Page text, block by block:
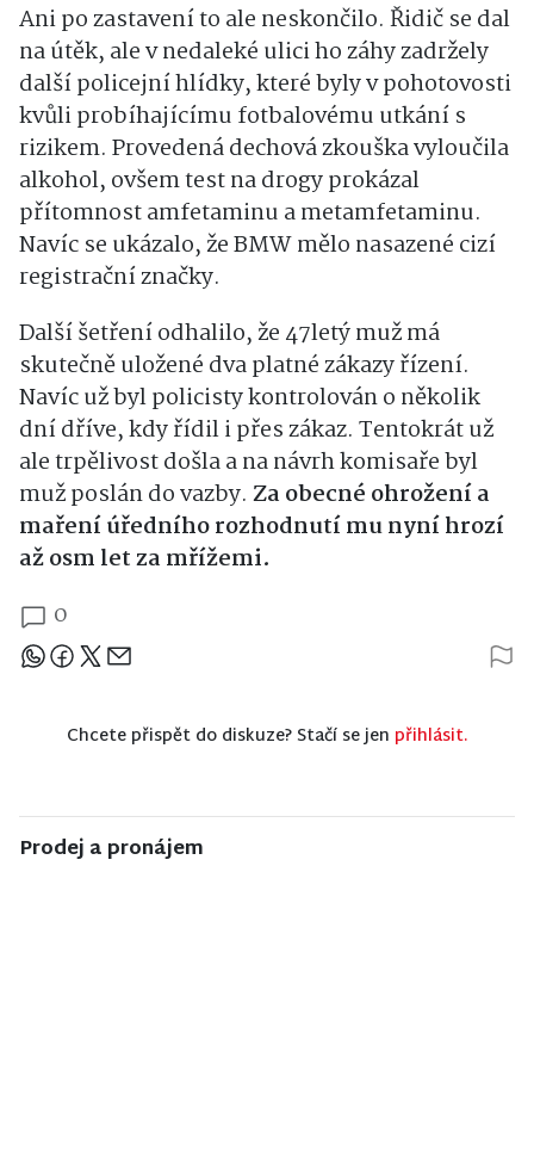
Ani po zastavení to ale neskončilo. Řidič se dal
na útěk, ale v nedaleké ulici ho záhy zadržely
další policejní hlídky, které byly v pohotovosti
kvůli probíhajícímu fotbalovému utkání s
rizikem. Provedená dechová zkouška vyloučila
alkohol, ovšem test na drogy prokázal
přítomnost amfetaminu a metamfetaminu.
Navíc se ukázalo, že BMW mělo nasazené cizí
registrační značky.
Další šetření odhalilo, že 47letý muž má
skutečně uložené dva platné zákazy řízení.
Navíc už byl policisty kontrolován o několik
dní dříve, kdy řídil i přes zákaz. Tentokrát už
ale trpělivost došla a na návrh komisaře byl
muž poslán do vazby. Za obecné ohrožení a
maření úředního rozhodnutí mu nyní hrozí
až osm let za mřížemi.
0
Sdílejte článek
Chcete přispět do diskuze? Stačí se jen přihlásit.
Prodej a pronájem